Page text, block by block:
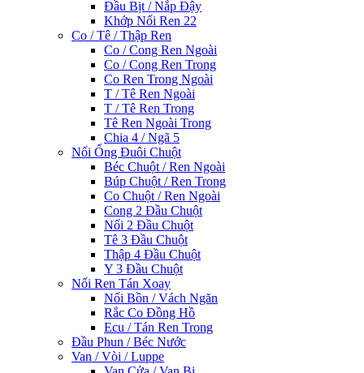
Đầu Bịt / Nắp Đậy
Khớp Nối Ren 22
Co / Tê / Thập Ren
Co / Cong Ren Ngoài
Co / Cong Ren Trong
Co Ren Trong Ngoài
T / Tê Ren Ngoài
T / Tê Ren Trong
Tê Ren Ngoài Trong
Chia 4 / Ngã 5
Nối Ống Đuôi Chuột
Béc Chuột / Ren Ngoài
Búp Chuột / Ren Trong
Co Chuột / Ren Ngoài
Cong 2 Đầu Chuột
Nối 2 Đầu Chuột
Tê 3 Đầu Chuột
Thập 4 Đầu Chuột
Y 3 Đầu Chuột
Nối Ren Tán Xoay
Nối Bồn / Vách Ngăn
Rắc Co Đồng Hồ
Ecu / Tán Ren Trong
Đầu Phun / Béc Nước
Van / Vòi / Luppe